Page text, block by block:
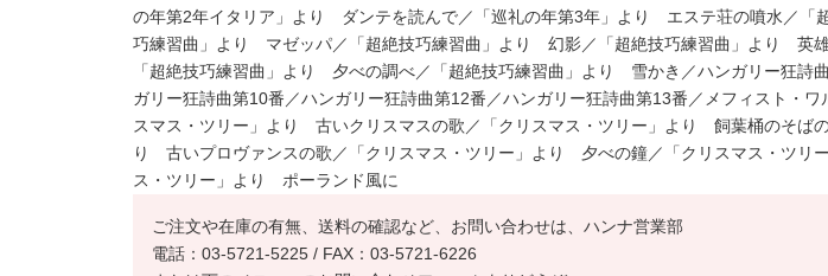
の年第2年イタリア」より ダンテを読んで／「巡礼の年第3年」より エステ荘の噴水／「
巧練習曲」より マゼッパ／「超絶技巧練習曲」より 幻影／「超絶技巧練習曲」より 英
「超絶技巧練習曲」より 夕べの調べ／「超絶技巧練習曲」より 雪かき／ハンガリー狂詩
ガリー狂詩曲第10番／ハンガリー狂詩曲第12番／ハンガリー狂詩曲第13番／メフィスト・
スマス・ツリー」より 古いクリスマスの歌／「クリスマス・ツリー」より 飼葉桶のそば
り 古いプロヴァンスの歌／「クリスマス・ツリー」より 夕べの鐘／「クリスマス・ツリ
ス・ツリー」より ポーランド風に
ご注文や在庫の有無、送料の確認など、お問い合わせは、ハンナ営業部
電話：03-5721-5225 / FAX：03-5721-6226